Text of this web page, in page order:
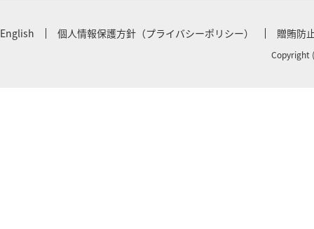
English 個人情報保護方針（プライバシーポリシー） 贈賄防
Copyright